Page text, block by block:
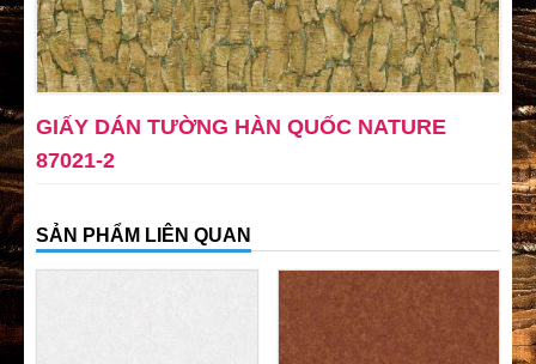
GIẤY DÁN TƯỜNG HÀN QUỐC NATURE
87021-2
SẢN PHẨM LIÊN QUAN